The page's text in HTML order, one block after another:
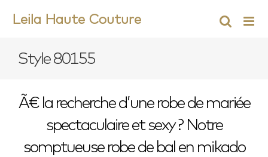
Leila Haute Couture
Style 80155
Ã€ la recherche d’une robe de mariée
spectaculaire et sexy ? Notre
somptueuse robe de bal en mikado